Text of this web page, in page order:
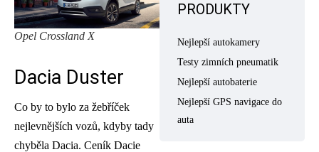
Opel Crossland X
Dacia Duster
Co by to bylo za žebříček
nejlevnějších vozů, kdyby tady
chyběla Dacia. Ceník Dacie
PRODUKTY
Nejlepší autokamery
Testy zimních pneumatik
Nejlepší autobaterie
Nejlepší GPS navigace do
auta